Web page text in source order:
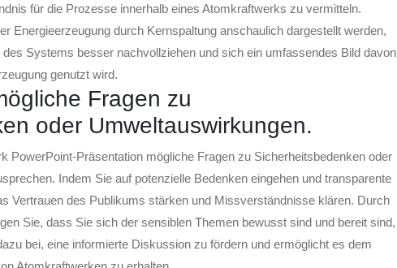
für die Prozesse innerhalb eines Atomkraftwerks zu vermitteln.
Energieerzeugung durch Kernspaltung anschaulich dargestellt werden,
Systems besser nachvollziehen und sich ein umfassendes Bild davon
genutzt wird.
Fragen zu
oder Umweltauswirkungen.
PowerPoint-Präsentation mögliche Fragen zu Sicherheitsbedenken oder
Indem Sie auf potenzielle Bedenken eingehen und transparente
Vertrauen des Publikums stärken und Missverständnisse klären. Durch
Sie, dass Sie sich der sensiblen Themen bewusst sind und bereit sind,
bei, eine informierte Diskussion zu fördern und ermöglicht es dem